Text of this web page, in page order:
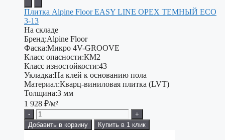
Плитка Alpine Floor EASY LINE ОРЕХ ТЕМНЫЙ ECO
3-13
На складе
Бренд:Alpine Floor
Фаска:Микро 4V-GROOVE
Класс опасности:КМ2
Класс изностойкости:43
Укладка:На клей к основанию пола
Материал:Кварц-виниловая плитка (LVT)
Толщина:3 мм
1 928 ₽/м²
-
+
Добавить в корзину
Купить в 1 клик